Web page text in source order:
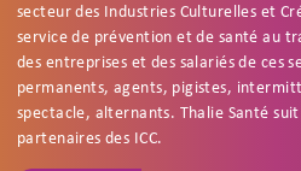
secteur des Industries Culturelles et
service de prévention et de santé au
des entreprises et des salariés de ces
permanents, agents, pigistes,
spectacle, alternants. Thalie Santé
partenaires des ICC.